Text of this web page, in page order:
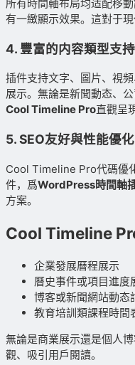
所有時間軸布局均适配移
有一緻顯示效果。這對于
4. 豐富的内容類型支持
插件支持文字、圖片、視
展示。無論是新聞動态、
Cool Timeline Pro直觀呈
5. SEO友好與性能優化
Cool Timeline Pro代碼優
件，爲WordPress時間軸
方案。
Cool Timeline
企業發展曆程展示
曆史事件或項目進度
博客或新聞網站動态
教育培訓類課程時間
無論是商業展示還是個人博
觀、吸引用戶閱讀。